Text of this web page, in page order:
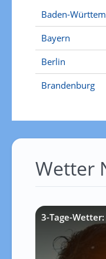
Baden-
Bayern
Berlin
Brandenburg
Wetter
3-Tage-